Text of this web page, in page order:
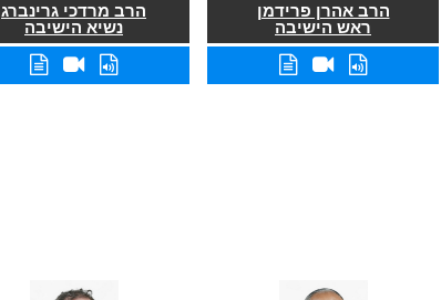
הרב אהרן פרידמן
ראש הישיבה
הרב מרדכי גרינברג
נשיא הישיבה